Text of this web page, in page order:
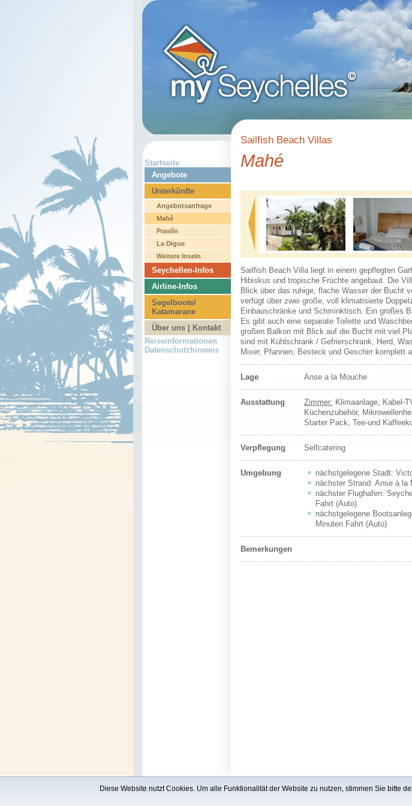
Diese Website nutzt Cookies. Um alle Funktionalität der Website zu nutzen, stimmen Sie bitte
Startseite
Angebote
Unterkünfte
Angebotsanfrage
Mahé
Praslín
La Digue
Weitere Inseln
Seychellen-Infos
Airline-Infos
Segelboote/
Katamarane
Über uns | Kontakt
Reiseinformationen
Datenschutzhinweis
Sailfish Beach Villas
Mahé
Sailfish Beach Villa liegt in einem gepflegten
Hibiskus und tropische Früchte angebaut. Die
Blick über das ruhige, flache Wasser der Bucht
verfügt über zwei große, voll klimatisierte
Einbauschränke und Schminktisch. Ein großes
Es gibt auch eine separate Toilette und
großen Balkon mit Blick auf die Bucht mit viel
sind mit Kühlschrank / Gefrierschrank, Herd,
Mixer, Pfannen, Besteck und Geschirr komplett
Lage Anse a la Mouche
Ausstattung Zimmer: Klimaanlage, Kabel-
Küchenzubehör,
Starter Pack, Tee-und
Verpflegung Selfcatering
Umgebung
nächstgelegene Stadt:
nächster Strand: Anse à la
nächster Flughafen:
Fahrt (Auto)
nächstgelegene
Minuten Fahrt (Auto)
Bemerkungen